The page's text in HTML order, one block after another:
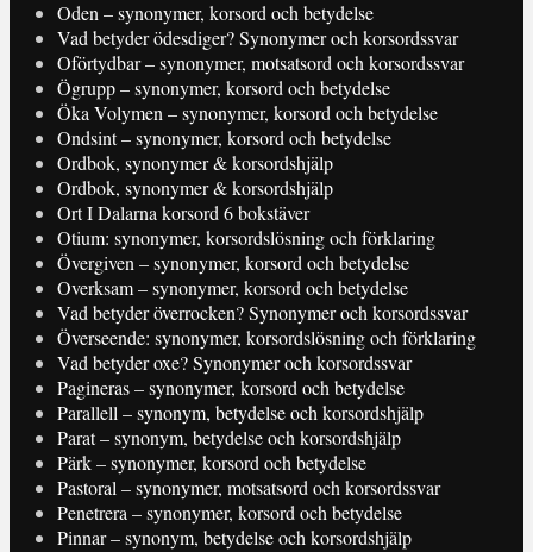
Oden – synonymer, korsord och betydelse
Vad betyder ödesdiger? Synonymer och korsordssvar
Oförtydbar – synonymer, motsatsord och korsordssvar
Ögrupp – synonymer, korsord och betydelse
Öka Volymen – synonymer, korsord och betydelse
Ondsint – synonymer, korsord och betydelse
Ordbok, synonymer & korsordshjälp
Ordbok, synonymer & korsordshjälp
Ort I Dalarna korsord 6 bokstäver
Otium: synonymer, korsordslösning och förklaring
Övergiven – synonymer, korsord och betydelse
Overksam – synonymer, korsord och betydelse
Vad betyder överrocken? Synonymer och korsordssvar
Överseende: synonymer, korsordslösning och förklaring
Vad betyder oxe? Synonymer och korsordssvar
Pagineras – synonymer, korsord och betydelse
Parallell – synonym, betydelse och korsordshjälp
Parat – synonym, betydelse och korsordshjälp
Pärk – synonymer, korsord och betydelse
Pastoral – synonymer, motsatsord och korsordssvar
Penetrera – synonymer, korsord och betydelse
Pinnar – synonym, betydelse och korsordshjälp